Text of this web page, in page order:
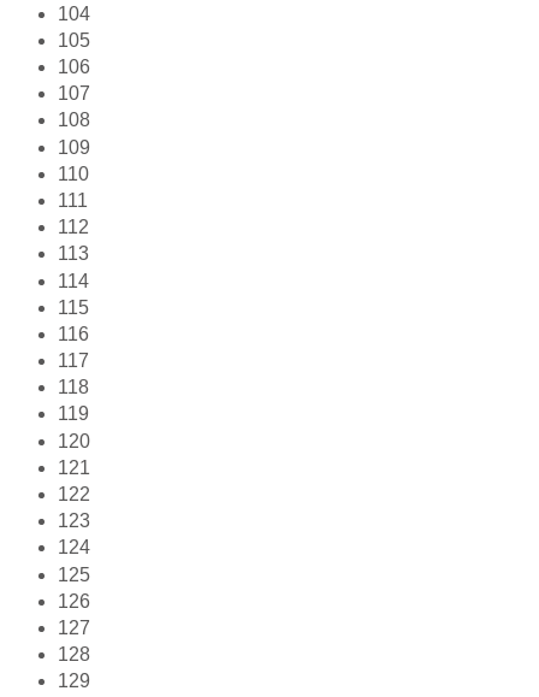
104
105
106
107
108
109
110
111
112
113
114
115
116
117
118
119
120
121
122
123
124
125
126
127
128
129